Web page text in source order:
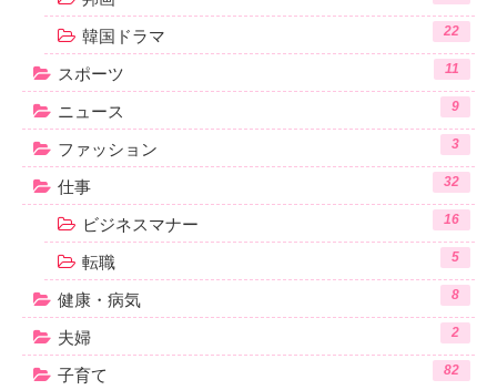
韓国ドラマ 22
スポーツ 11
ニュース 9
ファッション 3
仕事 32
ビジネスマナー 16
転職 5
健康・病気 8
夫婦 2
子育て 82